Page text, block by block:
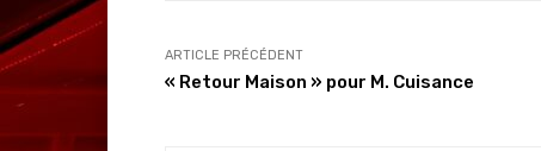
ARTICLE PRÉCÉDENT
« Retour Maison » pour M. Cuisance